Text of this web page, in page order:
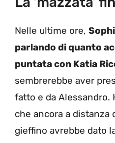
Nelle ultime ore,
parlando di quanto
puntata con Katia
sembrerebbe aver
fatto e da Alessandro.
che ancora a distanza
gieffino avrebbe dato